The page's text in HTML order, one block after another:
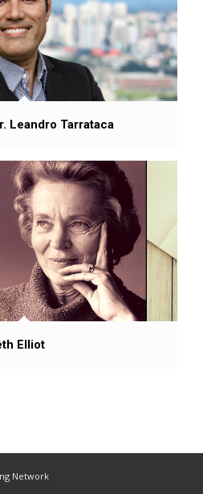
Leandro Tarrataca
Elliot
Network